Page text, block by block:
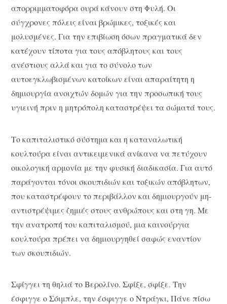
απορριμματοφόρα ουρά κάνουν στη Φυλή. Οι
σύγχρονες πόλεις είναι βρώμικες, τοξικές και
μολυσμένες. Για την επιβίωση όσων πραγματικά δεν
κατέχουν τίποτα για τους απόβλητους και τους
ανέστιους αλλά και για το σύνολο των
αυτοεγκλωβισμένων κατοίκων είναι απαραίτητη η
δημιουργία ανοιχτών δομών για την προσωπική τους
υγιεινή πριν η μητρόπολη καταστρέψει τα σώματά τους.
Το καπιταλιστικό σύστημα και η καταναλωτική
κουλτούρα είναι αντικειμενικά ανίκανα να πετύχουν
οικολογική αρμονία με την φυσική διαδικασία. Για αυτό
παράγονται τόνοι σκουπιδιών και τοξικών απόβλητων,
που καταστρέφουν το περιβάλλον και δημιουργούν μη-
αντιστρέψιμες ζημιές στους ανθρώπους και στη γη. Με
την ανατροπή του καπιταλισμού, μια καινούργια
κουλτούρα πρέπει να δημιουργηθεί σαφώς εναντίον
των σκουπιδιών.
Σφίγγει τη θηλιά το Βερολίνο. Σφίξε, σφίξε. Την
έσφιγγε ο Σόιμπλε, την έσφιγγε ο Ντράγκι, Πάνε πίσω